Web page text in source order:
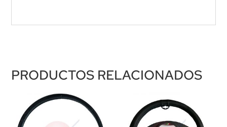
PRODUCTOS RELACIONADOS